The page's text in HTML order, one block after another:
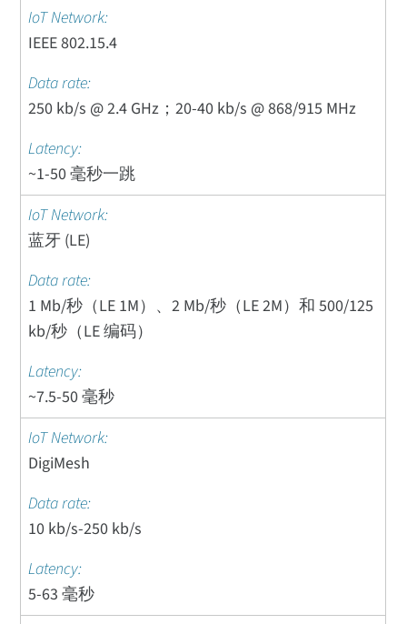
IEEE 802.15.4
250 kb/s @ 2.4 GHz；20-40 kb/s @ 868/915 MHz
~1-50 毫秒一跳
蓝牙 (LE)
1 Mb/秒（LE 1M）、2 Mb/秒（LE 2M）和 500/125
kb/秒（LE 编码）
~7.5-50 毫秒
DigiMesh
10 kb/s-250 kb/s
5-63 毫秒